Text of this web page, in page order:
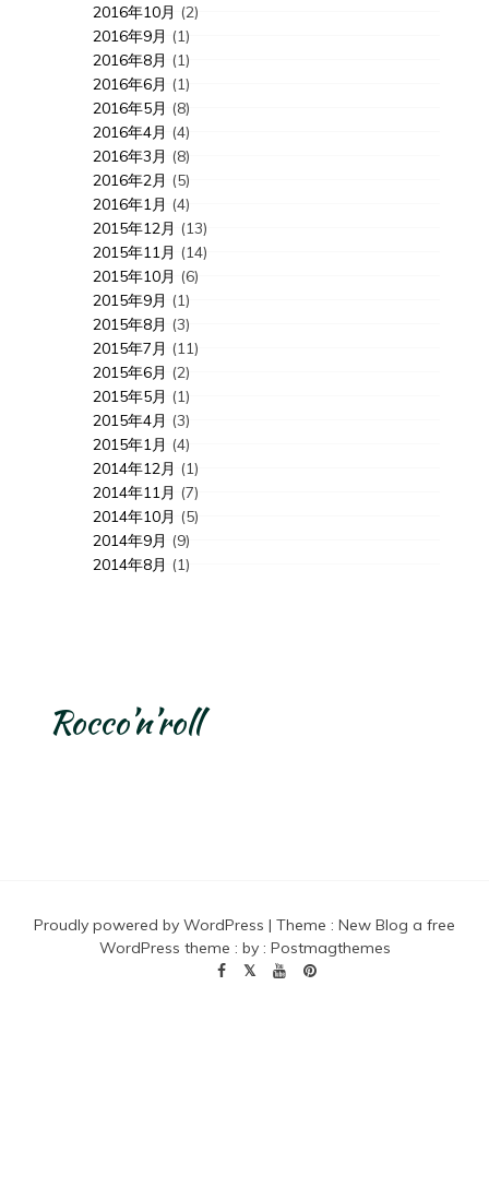
2016年10月 (2)
2016年9月 (1)
2016年8月 (1)
2016年6月 (1)
2016年5月 (8)
2016年4月 (4)
2016年3月 (8)
2016年2月 (5)
2016年1月 (4)
2015年12月 (13)
2015年11月 (14)
2015年10月 (6)
2015年9月 (1)
2015年8月 (3)
2015年7月 (11)
2015年6月 (2)
2015年5月 (1)
2015年4月 (3)
2015年1月 (4)
2014年12月 (1)
2014年11月 (7)
2014年10月 (5)
2014年9月 (9)
2014年8月 (1)
Rocco’n’roll
Proudly powered by WordPress | Theme : New Blog a free
WordPress theme : by : Postmagthemes